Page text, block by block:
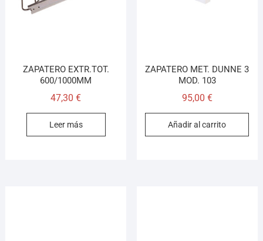
ZAPATERO EXTR.TOT.
600/1000MM
47,30€
Leer más
ZAPATERO MET. DUNNE 3
MOD. 103
95,00 €
Añadir al carrito